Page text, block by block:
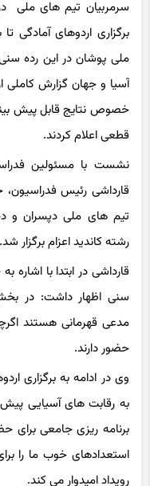
سرمربیان تیم های ملی
برگزاری اردوهای آمادگی
ملی پوشان در این رده سنی
آسیا و جهان گزارش کاملی
خصوص نتایج قابل پیش
قطعی اعلام کردند.
نشست با مسئولین
قارداشی رئیس فدراسیون،
تیم های ملی دپسران و
رشته کاندید اعزام برگزار شد.
قارداشی در ابتدا با
سنی اظهار داشت: در
مدعی قهرمانی هستند
حضور دارند.
وی در ادامه به برگزاری
به رقابت های آسیایی پیش
برنامه ریزی جامعی برای
استعدادهای خوب ما را
رویداد امیدوار می کند.